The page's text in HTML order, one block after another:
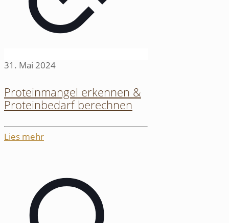
31. Mai 2024
Proteinmangel erkennen &
Proteinbedarf berechnen
Lies mehr